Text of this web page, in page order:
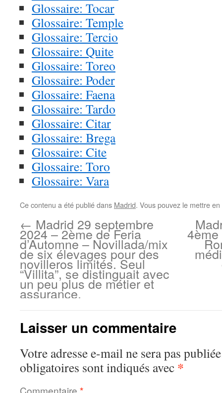
Glossaire: Tocar
Glossaire: Temple
Glossaire: Tercio
Glossaire: Quite
Glossaire: Toreo
Glossaire: Poder
Glossaire: Faena
Glossaire: Tardo
Glossaire: Citar
Glossaire: Brega
Glossaire: Cite
Glossaire: Toro
Glossaire: Vara
Ce contenu a été publié dans Madrid. Vous pouvez le mettre
← Madrid 29 septembre
2024 – 2ème de Feria
d’Automne – Novillada/mix
de six élevages pour des
novilleros limités. Seul
“Villita”, se distinguait avec
un peu plus de métier et
assurance.
4ème
Laisser un commentaire
Votre adresse e-mail ne sera pas
obligatoires sont indiqués avec *
Commentaire